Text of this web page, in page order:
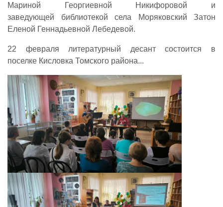
Мариной Георгиевной Никифоровой и
заведующей библиотекой села Моряковский Затон
Еленой Геннадьевной Лебедевой.
22 февраля литературный десант состоится в
поселке Кисловка Томского района...